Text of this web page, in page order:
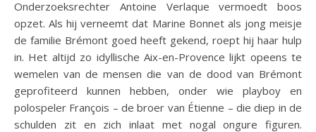
Onderzoeksrechter Antoine Verlaque vermoedt boos
opzet. Als hij verneemt dat Marine Bonnet als jong meisje
de familie Brémont goed heeft gekend, roept hij haar hulp
in. Het altijd zo idyllische Aix-en-Provence lijkt opeens te
wemelen van de mensen die van de dood van Brémont
geprofiteerd kunnen hebben, onder wie playboy en
polospeler François – de broer van Étienne – die diep in de
schulden zit en zich inlaat met nogal ongure figuren.